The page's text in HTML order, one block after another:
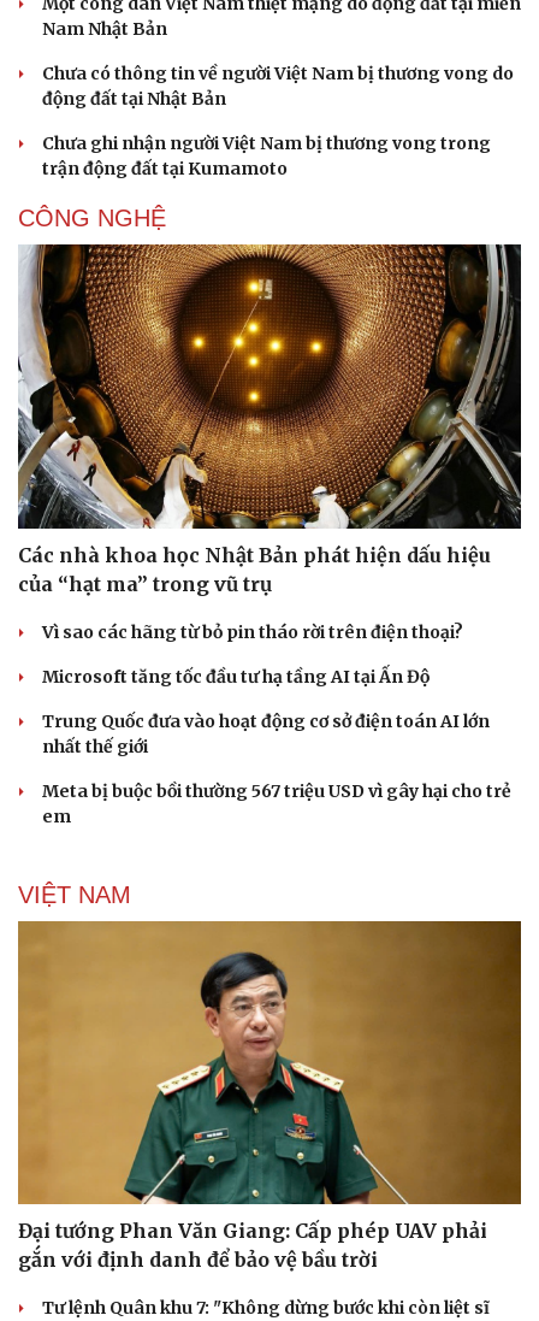
Tư vấn
Săn Tour
Câu chuyện thời sự
Nam Nhật Bản
Chưa có thông tin về người Việt Nam bị thương vong do
động đất tại Nhật Bản
Chưa ghi nhận người Việt Nam bị thương vong trong
trận động đất tại Kumamoto
CÔNG NGHỆ
Các nhà khoa học Nhật Bản phát hiện dấu hiệu
của “hạt ma” trong vũ trụ
Vì sao các hãng từ bỏ pin tháo rời trên điện thoại?
Microsoft tăng tốc đầu tư hạ tầng AI tại Ấn Độ
Trung Quốc đưa vào hoạt động cơ sở điện toán AI lớn
nhất thế giới
Meta bị buộc bồi thường 567 triệu USD vì gây hại cho trẻ
em
VIỆT NAM
Đại tướng Phan Văn Giang: Cấp phép UAV phải
gắn với định danh để bảo vệ bầu trời
Tư lệnh Quân khu 7: "Không dừng bước khi còn liệt sĩ